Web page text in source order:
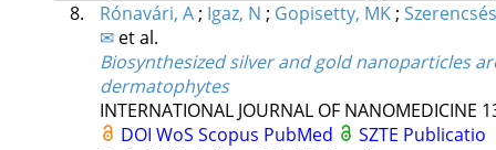
8.
Rónavári, A ; Igaz, N ; Gopisetty, MK ;
✉ et al.
Biosynthesized silver and gold nanoparticles
dermatophytes
INTERNATIONAL JOURNAL OF NANOMEDICINE
DOI WoS Scopus PubMed
SZTE Publicatio